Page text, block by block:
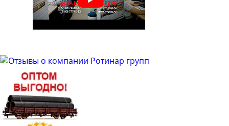
Труба бесшовная 51
Труба бесшовная 53
Труба бесшовная 63
Труба бесшовная 63.5
Труба бесшовная 65